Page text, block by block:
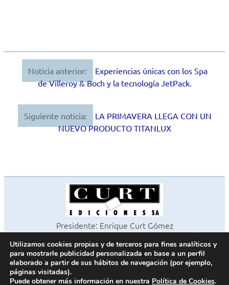
Navegación
entradas
Noticia anterior:
Experiencias únicas con los Spa
de Villeroy & Boch y la tecnología JetPack.
Siguiente noticia:
LA PRIMAVERA LLEGA CON UN
NUEVO PRODUCTO TITANLUX
Presidente: Enrique Curt Gómez
©2026 Revista Cocinas y Baños
Todos los derechos reservados
Paseo de Gracia, 63. 1º 2ª. 08008 Barcelona -
Utilizamos cookies propias y de terceros para fines analíticos y
para mostrarle publicidad personalizada en base a un perfil
elaborado a partir de sus hábitos de navegación (por ejemplo,
páginas visitadas).
Puede obtener más información en nuestra Política de Cookies.